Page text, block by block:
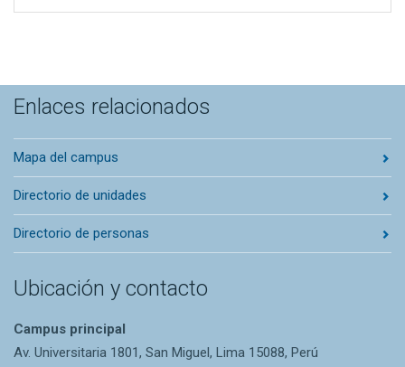
Enlaces relacionados
Mapa del campus
Directorio de unidades
Directorio de personas
Ubicación y contacto
Campus principal
Av. Universitaria 1801, San Miguel, Lima 15088, Perú